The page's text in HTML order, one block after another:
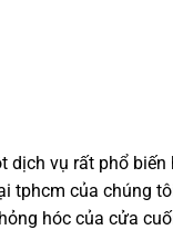
dịch vụ rất phổ
tphcm của chúng
hóc của cửa